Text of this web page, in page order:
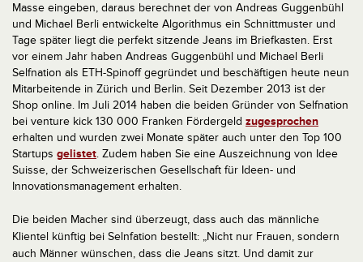
Masse eingeben, daraus berechnet der von Andreas Guggenbühl
und Michael Berli entwickelte Algorithmus ein Schnittmuster und
Tage später liegt die perfekt sitzende Jeans im Briefkasten. Erst
vor einem Jahr haben Andreas Guggenbühl und Michael Berli
Selfnation als ETH-Spinoff gegründet und beschäftigen heute neun
Mitarbeitende in Zürich und Berlin. Seit Dezember 2013 ist der
Shop online. Im Juli 2014 haben die beiden Gründer von Selfnation
bei venture kick 130 000 Franken Fördergeld zugesprochen
erhalten und wurden zwei Monate später auch unter den Top 100
Startups gelistet. Zudem haben Sie eine Auszeichnung von Idee
Suisse, der Schweizerischen Gesellschaft für Ideen- und
Innovationsmanagement erhalten.
Die beiden Macher sind überzeugt, dass auch das männliche
Klientel künftig bei Selnfation bestellt: „Nicht nur Frauen, sondern
auch Männer wünschen, dass die Jeans sitzt. Und damit zur